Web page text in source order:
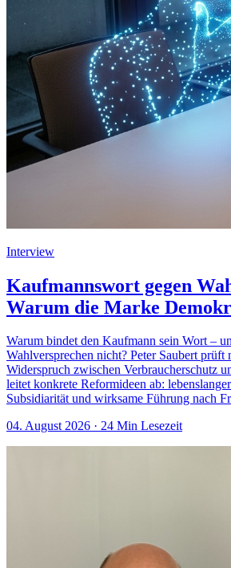
Interview
Kaufmannswort gegen
Warum die Marke
Warum bindet den Kaufmann sein Wort –
Wahlversprechen nicht? Peter Saubert
Widerspruch zwischen Verbraucherschutz
leitet konkrete Reformideen ab:
Subsidiarität und wirksame Führung nach
04. August 2026 · 24 Min Lesezeit